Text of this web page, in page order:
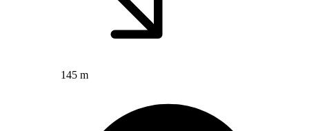
145 m